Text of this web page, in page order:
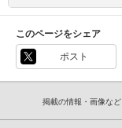
このページをシェア
ポスト
掲載の情報・画像な